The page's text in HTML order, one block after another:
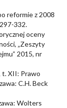
reformie z 2008
332.
oceny
„Zeszyty
2015, nr
t. XII: Prawo
C.H. Beck
Wolters